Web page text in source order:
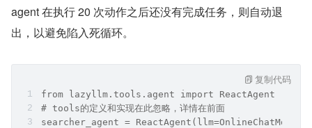
agent 在执行 20 次动作之后还没有完成任务，则自动退
出，以避免陷入死循环。
from lazyllm.tools.agent import ReactAgent
# tools的定义和实现在此忽略，详情在前面
searcher_agent =
复制代码